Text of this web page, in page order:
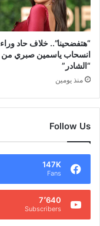
“هتفضحينا”.. خلاف حاد وراء
انسحاب ياسمين صبري من
“الشادر”
منذ يومين
Follow Us
147K
Fans
7٬640
Subscribers